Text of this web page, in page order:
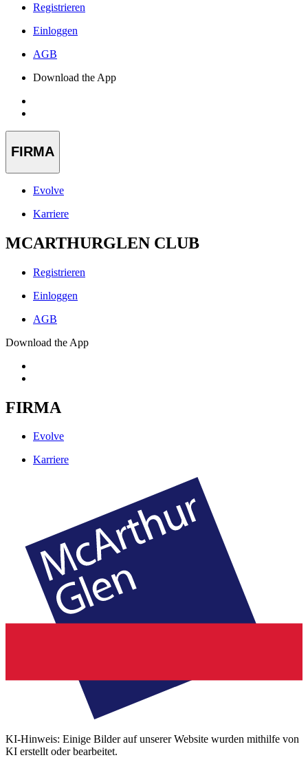
Registrieren
Einloggen
AGB
Download the App
FIRMA
Evolve
Karriere
MCARTHURGLEN CLUB
Registrieren
Einloggen
AGB
Download the App
FIRMA
Evolve
Karriere
KI-Hinweis: Einige Bilder auf unserer Website wurden mithilfe von
KI erstellt oder bearbeitet.